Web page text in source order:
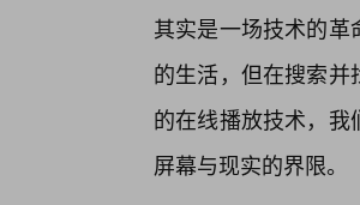
其实是一场技术的
的生活，但在搜索
的在线播放技术，
屏幕与现实的界限。